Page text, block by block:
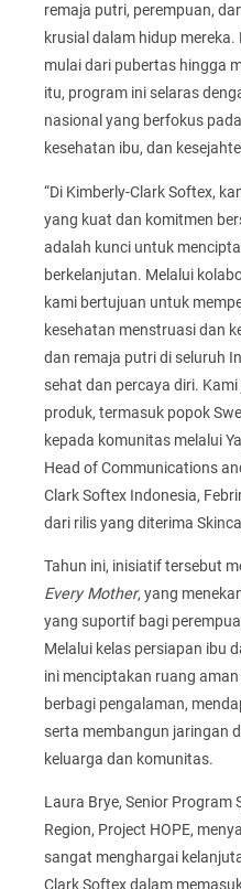
remaja putri, perempuan,
krusial dalam hidup
mulai dari pubertas hingga
itu, program ini selaras
nasional yang berfokus
kesehatan ibu, dan
“Di Kimberly-Clark Softex,
yang kuat dan komitmen
adalah kunci untuk
berkelanjutan. Melalui
kami bertujuan untuk
kesehatan menstruasi dan
dan remaja putri di seluruh
sehat dan percaya diri.
produk, termasuk popok
kepada komunitas melalui
Head of Communications
Clark Softex Indonesia,
dari rilis yang diterima
Tahun ini, inisiatif tersebut
Every Mother, yang
yang suportif bagi
Melalui kelas persiapan ibu
ini menciptakan ruang
berbagi pengalaman,
serta membangun jaringan
keluarga dan komunitas.
Laura Brye, Senior Program
Region, Project HOPE,
sangat menghargai
Clark Softex dalam